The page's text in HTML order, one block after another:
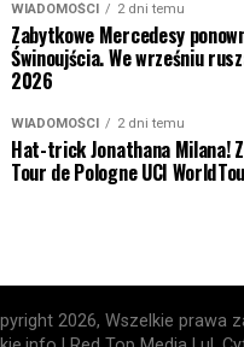
WIADOMOŚCI 2 dni temu
Zabytkowe Mercedesy
Świnoujścia. We wrześniu
2026
WIADOMOŚCI 2 dni temu
Hat-trick Jonathana Milana!
Tour de Pologne UCI
2026, Wszelkie prawa